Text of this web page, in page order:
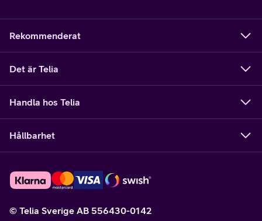
Rekommenderat
Det är Telia
Handla hos Telia
Hållbarhet
© Telia Sverige AB 556430-0142